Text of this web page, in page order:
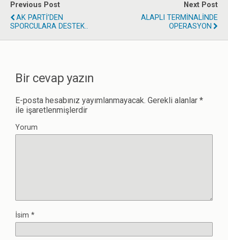
Previous Post
AK PARTİ’DEN
SPORCULARA DESTEK..
Next Post
ALAPLI TERMİNALİNDE
OPERASYON
Bir cevap yazın
E-posta hesabınız yayımlanmayacak. Gerekli alanlar *
ile işaretlenmişlerdir
Yorum
İsim *